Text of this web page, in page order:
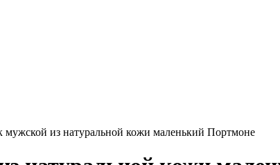
мужской из натуральной кожи маленький Портмоне